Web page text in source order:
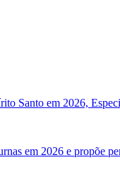
Santo em 2026,
em 2026 e propõe